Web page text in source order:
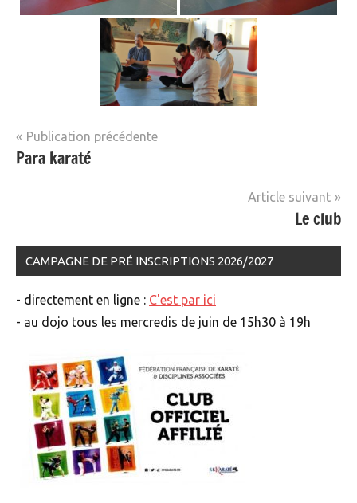
Navigation
de
Publication précédente
Para karaté
Article suivant
Le club
CAMPAGNE DE PRÉ INSCRIPTIONS 2026/2027
- directement en ligne : C'est par ici
- au dojo tous les mercredis de juin de 15h30 à 19h